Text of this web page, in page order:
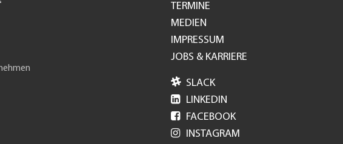
GH
TERMINE
MEDIEN
IMPRESSUM
JOBS & KARRIERE
 SLACK
 LINKEDIN
 FACEBOOK
 INSTAGRAM